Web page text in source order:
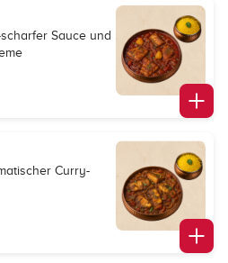
Sauce und
Curry-